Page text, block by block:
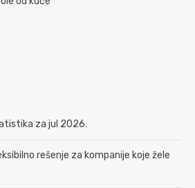
za jul 2026.
rešenje za kompanije koje žele